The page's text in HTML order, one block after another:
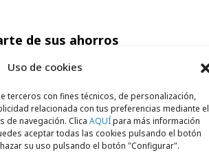
Uso de cookies
terceros con fines técnicos, de personalización,
relacionada con tus preferencias mediante el
de navegación. Clica AQUÍpara más información
aceptar todas las cookies pulsando el botón
su uso pulsando el botón "Configurar".
de sus ahorros
asegura estar
el porcentaje algo
(80%). Por
(90,6%), Galicia